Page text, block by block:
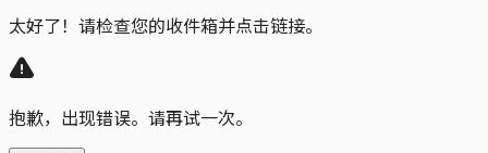
太好了！请检查您的收件箱并点击链接。
抱歉，出现错误。请再试一次。